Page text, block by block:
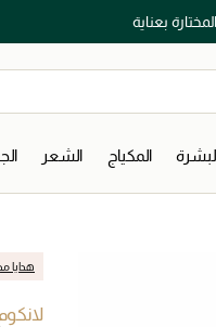
بعناية
المكياج الشعر
هدايا